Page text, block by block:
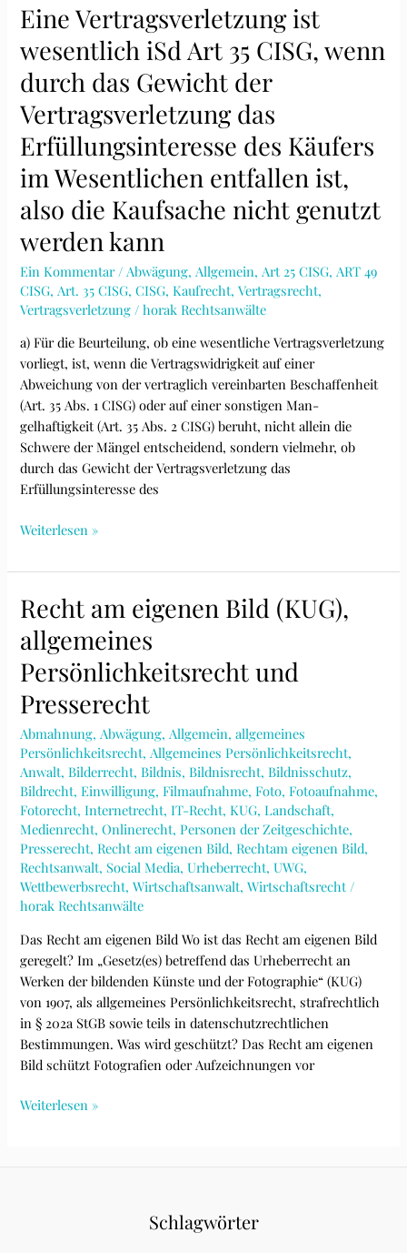
der
von
einem
namentlich
benannten
Kind
gezeigten
konkreten
Verhaltensweisen
verletzt
allgemeines
Persönlichkeitsrecht
Eine Vertragsverletzung ist
wesentlich iSd Art 35 CISG, wenn
durch das Gewicht der
Vertragsverletzung das
Erfüllungsinteresse des Käufers
im Wesentlichen entfallen ist,
also die Kaufsache nicht genutzt
werden kann
Ein Kommentar / Abwägung, Allgemein, Art 25 CISG, ART 49
CISG, Art. 35 CISG,CISG,Kaufrecht,Vertragsrecht,
Vertragsverletzung /horak Rechtsanwälte
a) Für die Beurteilung, ob eine wesentliche Vertragsverletzung
vorliegt, ist, wenn die Vertragswidrigkeit auf einer
Abweichung von der vertraglich vereinbarten Beschaffenheit
(Art. 35 Abs. 1 CISG) oder auf einer sonstigen Man-
gelhaftigkeit (Art. 35 Abs. 2 CISG) beruht, nicht allein die
Schwere der Mängel entscheidend, sondern vielmehr, ob
durch das Gewicht der Vertragsverletzung das
Erfüllungsinteresse des
Eine
ist
iSd
Art
35
CISG,
wenn
durch
das
Gewicht
der
Vertragsverletzung
das
Erfüllungsinteresse
des
Käufers
im
entfallen
ist,
also
die
Kaufsache
nicht
genutzt
kann
Weiterlesen »
Recht am eigenen Bild (KUG),
allgemeines
Persönlichkeitsrecht und
Presserecht
Abmahnung, Abwägung, Allgemein,allgemeines
Persönlichkeitsrecht, Allgemeines Persönlichkeitsrecht,
Anwalt,Bilderrecht,Bildnis,Bildnisrecht,Bildnisschutz,
Bildrecht,Einwilligung,Filmaufnahme,Foto,Fotoaufnahme,
Fotorecht,Internetrecht,IT-Recht,KUG,Landschaft,
Medienrecht,Onlinerecht,Personen der Zeitgeschichte,
Presserecht,Recht am eigenen Bild,Rechtam eigenen Bild,
Rechtsanwalt, Social Media,Urheberrecht,UWG,
Wettbewerbsrecht,Wirtschaftsanwalt,Wirtschaftsrecht/
horak Rechtsanwälte
Das Recht am eigenen Bild Wo ist das Recht am eigenen Bild
geregelt? Im „Gesetz(es) betreffend das Urheberrecht an
Werken der bildenden Künste und der Fotographie“ (KUG)
von 1907, als allgemeines Persönlichkeitsrecht, strafrechtlich
in § 202a StGB sowie teils in datenschutzrechtlichen
Bestimmungen. Was wird geschützt? Das Recht am eigenen
Bild schützt Fotografien oder Aufzeichnungen vor
Recht
Weiterlesen »
Schlagwörter